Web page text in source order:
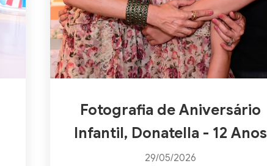
Fotografia de Aniversário
Infantil, Donatella - 12 Anos
29/05/2026